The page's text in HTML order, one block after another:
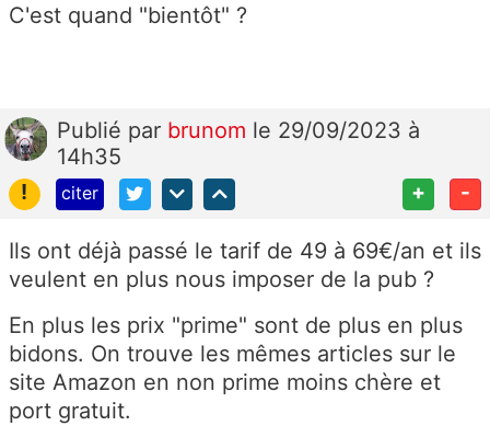
C'est quand "bientôt" ?
Publié par brunom le 29/09/2023 à
14h35
!
citer + -
Ils ont déjà passé le tarif de 49 à 69€/an et ils
veulent en plus nous imposer de la pub ?
En plus les prix "prime" sont de plus en plus
bidons. On trouve les mêmes articles sur le
site Amazon en non prime moins chère et
port gratuit.